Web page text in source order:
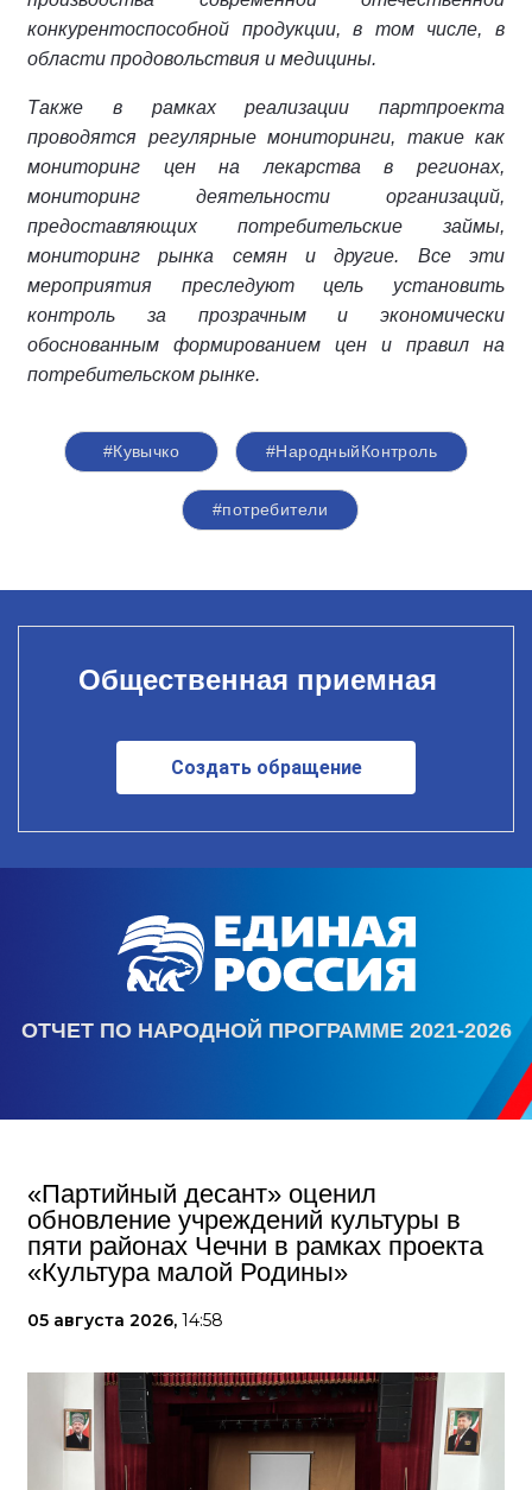
конкурентоспособной продукции, в том числе, в
области продовольствия и медицины.
Также в рамках реализации партпроекта
проводятся регулярные мониторинги, такие как
мониторинг цен на лекарства в регионах,
мониторинг деятельности организаций,
предоставляющих потребительские займы,
мониторинг рынка семян и другие. Все эти
мероприятия преследуют цель установить
контроль за прозрачным и экономически
обоснованным формированием цен и правил на
потребительском рынке.
#Кувычко #НародныйКонтроль
#потребители
Общественная приемная
Создать обращение
ОТЧЕТ ПО НАРОДНОЙ ПРОГРАММЕ 2021-2026
«Партийный десант» оценил
обновление учреждений культуры в
пяти районах Чечни в рамках проекта
«Культура малой Родины»
05 августа 2026, 14:58